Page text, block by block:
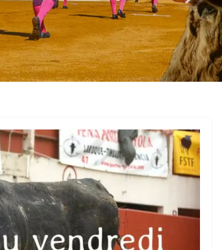
ACTUALITÉS TAURINES
Bayonne, la corrida des
fêtes en photos